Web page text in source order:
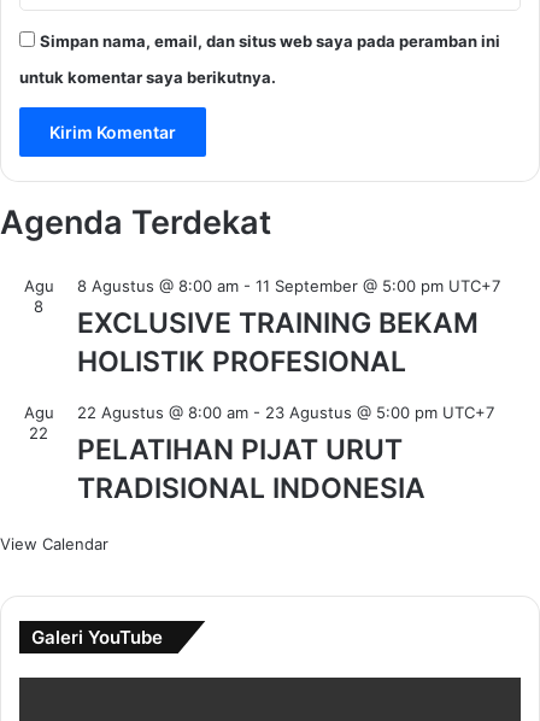
Simpan nama, email, dan situs web saya pada peramban ini
untuk komentar saya berikutnya.
Agenda Terdekat
Agu
8
8 Agustus @ 8:00 am - 11 September @ 5:00 pm UTC+7
EXCLUSIVE TRAINING BEKAM
HOLISTIK PROFESIONAL
Agu
22
22 Agustus @ 8:00 am - 23 Agustus @ 5:00 pm UTC+7
PELATIHAN PIJAT URUT
TRADISIONAL INDONESIA
View Calendar
Galeri YouTube